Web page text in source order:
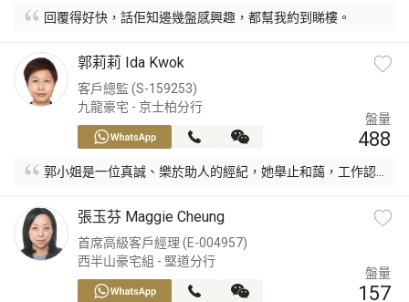
豪宅專家
豪宅分行
回覆得好快，話佢知邊幾盤感興趣，都幫我約到睇樓。
郭莉莉 Ida Kwok
客戶總監 (S-159253)
九龍豪宅 - 京士柏分行
郭小姐是一位真誠、樂於助人的經紀，她舉止和藹，工作認
盤量
488
張玉芬 Maggie Cheung
首席高級客戶經理 (E-004957)
西半山豪宅組 - 堅道分行
盤量
157